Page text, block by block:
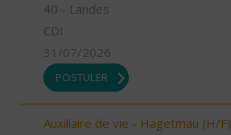
40 - Landes
CDI
31/07/2026
POSTULER
Auxiliaire de vie - Hagetmau (H/F)